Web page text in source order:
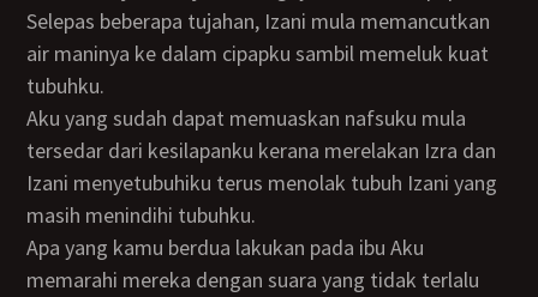
Selepas beberapa tujahan, Izani mula memancutkan
air maninya ke dalam cipapku sambil memeluk kuat
tubuhku.
Aku yang sudah dapat memuaskan nafsuku mula
tersedar dari kesilapanku kerana merelakan Izra dan
Izani menyetubuhiku terus menolak tubuh Izani yang
masih menindihi tubuhku.
Apa yang kamu berdua lakukan pada ibu Aku
memarahi mereka dengan suara yang tidak terlalu